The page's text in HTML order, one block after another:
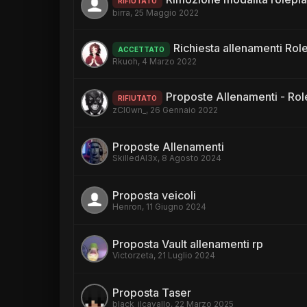
birra, 25 Maggio 2022
ACCETTATO Richiesta allenamenti
Rkuoh, 4 Marzo 2022
RIFIUTATO Proposte Allenamenti -
zCl0wn_ , 26 Gennaio 2022
Proposte Allenamenti
SkilledAl3x, 8 Agosto 2024
Proposta veicoli
Henron, 11 Giugno 2024
Proposta Vault allenamenti rp
Victorzeta, 21 Luglio 2024
Proposta Taser
black_ilcavallo, 22 Marzo 2025